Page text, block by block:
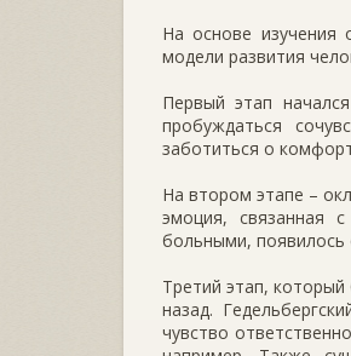
На основе изучения
модели развития
Первый этап
пробуждаться
заботиться о
На втором этапе –
эмоция, связанная
больными, появилось
Третий этап,
назад.
чувство